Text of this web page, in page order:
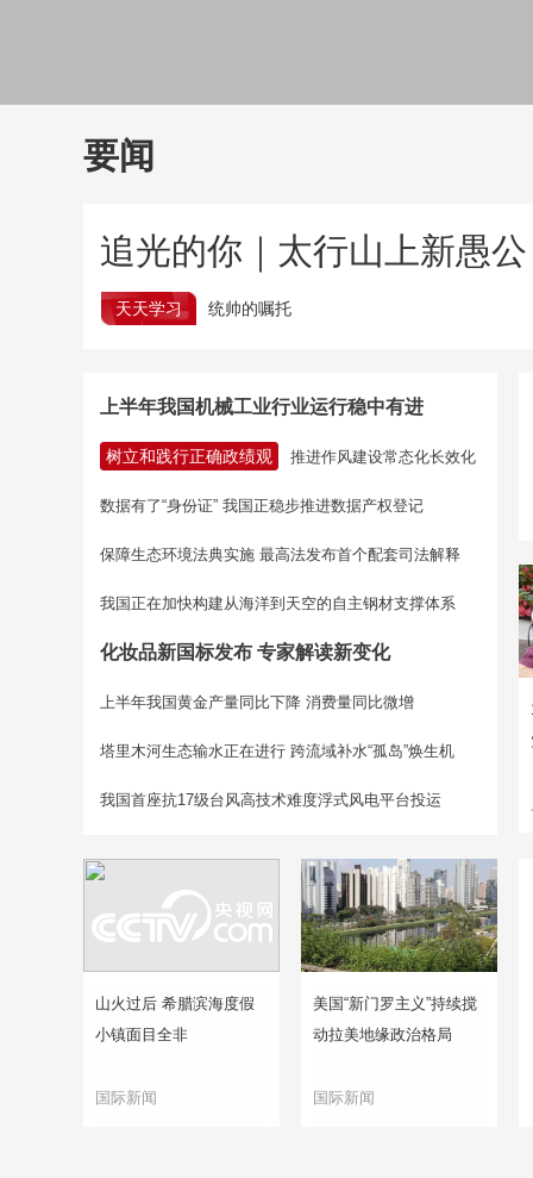
要闻
追光的你｜太行山上新愚公
天天学习 统帅的嘱托
上半年我国机械工业行业运行稳中有进
树立和践行正确政绩观 推进作风建设常态化长效化
数据有了“身份证” 我国正稳步推进数据产权登记
保障生态环境法典实施 最高法发布首个配套司法解释
我国正在加快构建从海洋到天空的自主钢材支撑体系
化妆品新国标发布 专家解读新变化
上半年我国黄金产量同比下降 消费量同比微增
塔里木河生态输水正在进行 跨流域补水“孤岛”焕生机
我国首座抗17级台风高技术难度浮式风电平台投运
山火过后 希腊滨海度假
小镇面目全非
国际新闻
美国“新门罗主义”持续搅
动拉美地缘政治格局
国际新闻